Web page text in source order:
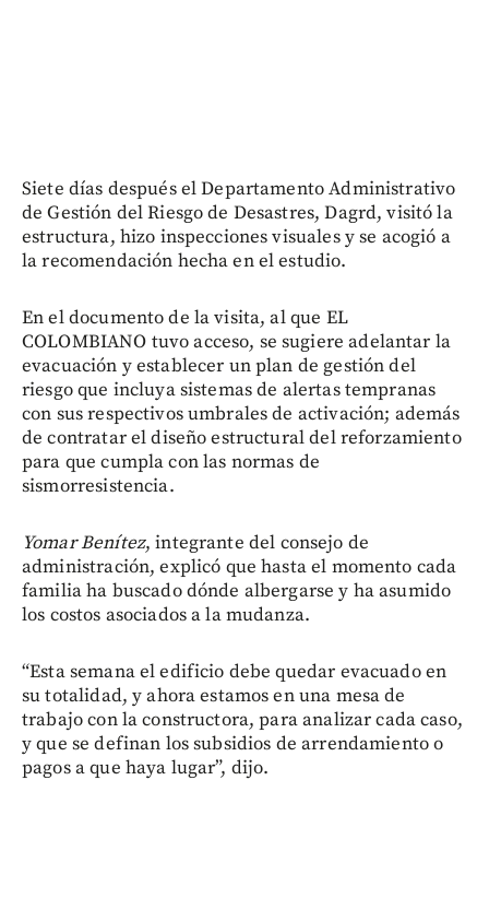
Siete días después el Departamento Administrativo
de Gestión del Riesgo de Desastres, Dagrd, visitó la
estructura, hizo inspecciones visuales y se acogió a
la recomendación hecha en el estudio.
En el documento de la visita, al que EL
COLOMBIANO tuvo acceso, se sugiere adelantar la
evacuación y establecer un plan de gestión del
riesgo que incluya sistemas de alertas tempranas
con sus respectivos umbrales de activación; además
de contratar el diseño estructural del reforzamiento
para que cumpla con las normas de
sismorresistencia.
Yomar Benítez, integrante del consejo de
administración, explicó que hasta el momento cada
familia ha buscado dónde albergarse y ha asumido
los costos asociados a la mudanza.
“Esta semana el edificio debe quedar evacuado en
su totalidad, y ahora estamos en una mesa de
trabajo con la constructora, para analizar cada caso,
y que se definan los subsidios de arrendamiento o
pagos a que haya lugar”, dijo.